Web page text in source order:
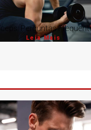
Perguntas
Leia Mais